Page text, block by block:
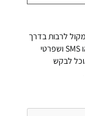
לרבות בדרך
של שירותי דיוור ישיר באמצעות דוא״ל,פקס, או SMS ושפרטי
לבקש